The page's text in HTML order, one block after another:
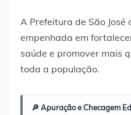
A Prefeitura de São José
empenhada em
saúde e promover mais
toda a população.
🔎 Apuração e Checagem